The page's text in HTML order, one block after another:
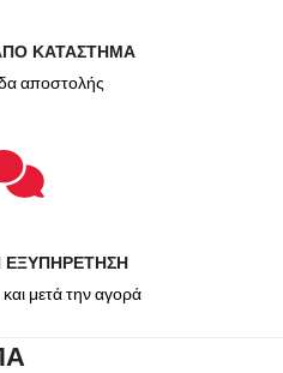
ΚΑΤΑΣΤΗΜΑ
αποστολής
ΕΞΥΠΗΡΕΤΗΣΗ
μετά την αγορά